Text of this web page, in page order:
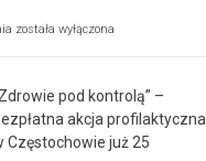
Rusza
rehabilitacji
dla
seniorów!
została wyłączona
pod kontrolą” –
akcja profilaktyczna
Częstochowie już 25